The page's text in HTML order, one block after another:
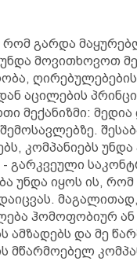
გარდა
მოვითხოვოთ
ღირებულებების
აცილების
მექანიზმი:
კომპანიებს
- გარკვეული
უნდა იყოს ის, რომ
ჰომოფობიურ ან
ამზადებს და მე
მწარმოებელ